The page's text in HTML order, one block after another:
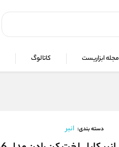
مجله ابزاریست کاتالوگ
دسته بندی: انبر